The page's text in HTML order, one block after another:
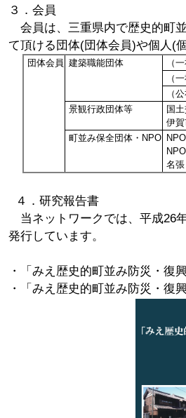
３．会員
会員は、三重県内で歴史的町
て頂ける団体(団体会員)や個人(
団体会員 建築職能団体
（
（
（
景観行政団体等
国
伊
町並み保全団体・NPO
名
４．研究報告書
当ネットワークでは、平成26
発行しています。
・「みえ歴史的町並み防災・復
・「みえ歴史的町並み防災・復